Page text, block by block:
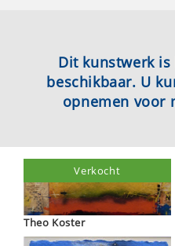
Dit kunstwerk
beschikbaar. U
opnemen voor
Theo Koster
Verkocht